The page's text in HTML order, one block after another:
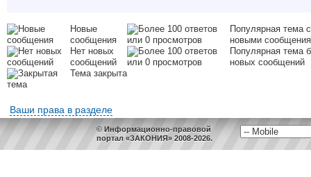
Новые
сообщения
Популярная тема с
новыми
Нет новых
сообщений
Популярная тема
новых сообщений
Тема закрыта
Ваши права в разделе
© Информационно-правовой
портал «ЗАКОНИЯ» 2008-2026.